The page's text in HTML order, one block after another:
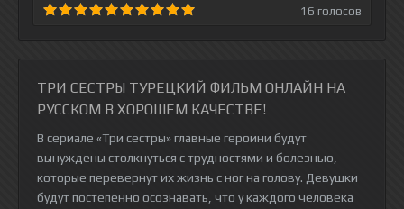
16 голосов
ТРИ СЕСТРЫ ТУРЕЦКИЙ ФИЛЬМ ОНЛАЙН НА
РУССКОМ В ХОРОШЕМ КАЧЕСТВЕ!
В сериале «Три сестры» главные героини будут
вынуждены столкнуться с трудностями и болезнью,
которые перевернут их жизнь с ног на голову. Девушки
будут постепенно осознавать, что у каждого человека